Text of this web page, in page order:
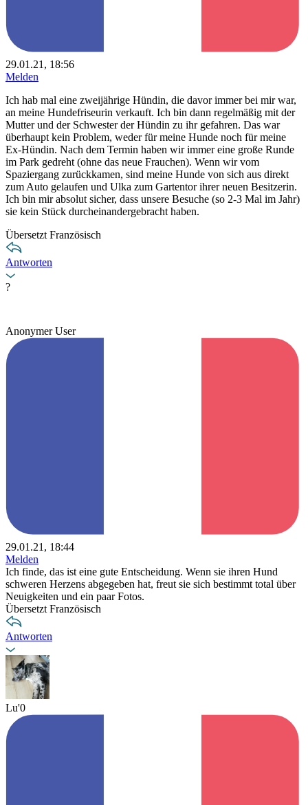
29.01.21, 18:56
Melden
Ich hab mal eine zweijährige Hündin, die davor immer bei mir war,
an meine Hundefriseurin verkauft. Ich bin dann regelmäßig mit der
Mutter und der Schwester der Hündin zu ihr gefahren. Das war
überhaupt kein Problem, weder für meine Hunde noch für meine
Ex-Hündin. Nach dem Termin haben wir immer eine große Runde
im Park gedreht (ohne das neue Frauchen). Wenn wir vom
Spaziergang zurückkamen, sind meine Hunde von sich aus direkt
zum Auto gelaufen und Ulka zum Gartentor ihrer neuen Besitzerin.
Ich bin mir absolut sicher, dass unsere Besuche (so 2-3 Mal im Jahr)
sie kein Stück durcheinandergebracht haben.
Übersetzt Französisch
Antworten
?
Anonymer User
29.01.21, 18:44
Melden
Ich finde, das ist eine gute Entscheidung. Wenn sie ihren Hund
schweren Herzens abgegeben hat, freut sie sich bestimmt total über
Neuigkeiten und ein paar Fotos.
Übersetzt Französisch
Antworten
Lu'0